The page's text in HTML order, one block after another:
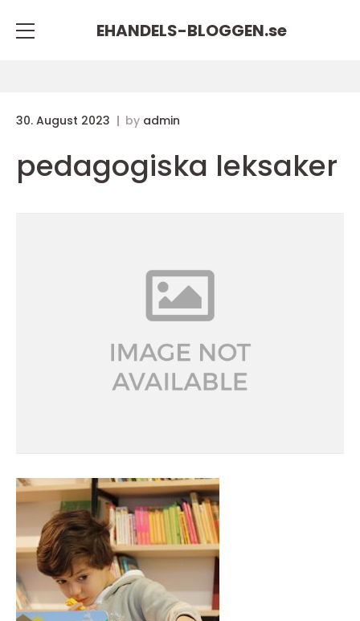
EHANDELS-BLOGGEN.se
30. August 2023 by admin
pedagogiska leksaker